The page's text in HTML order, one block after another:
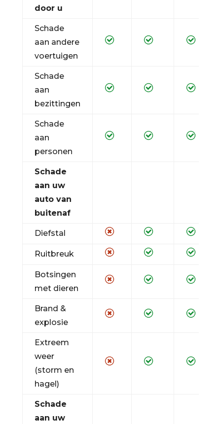
door u
Schade
aan andere
voertuigen
Schade
aan
bezittingen
Schade
aan
personen
Schade
aan uw
auto van
buitenaf
Diefstal
Ruitbreuk
Botsingen
met dieren
Brand &
explosie
Extreem
weer
(storm en
hagel)
Schade
aan uw